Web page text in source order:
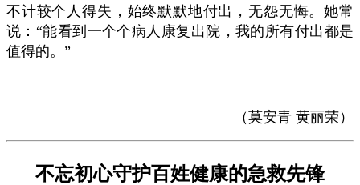
不计较个人得失，始终默默地付出，无怨无悔。她常
说：“能看到一个个病人康复出院，我的所有付出都是
值得的。”
（莫安青 黄丽荣）
不忘初心守护百姓健康的急救先锋